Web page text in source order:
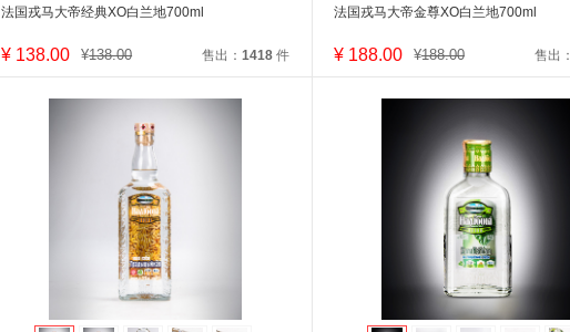
法国戎马大帝经典XO白兰地700ml
¥ 138.00 ¥138.00 售出：1418 件
法国戎马大帝金尊XO白兰地700ml
¥188.00 ¥188.00 售出：